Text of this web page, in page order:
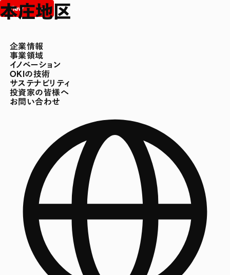
企業情報
事業領域
イノベーション
OKIの技術
サステナビリティ
投資家の皆様へ
お問い合わせ
本庄地区